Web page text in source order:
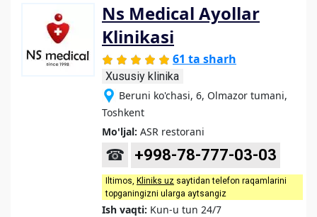
Ns Medical Ayollar
Klinikasi
61 ta sharh
Xususiy klinika
Beruni ko'chasi, 6, Olmazor tumani,
Toshkent
Mo'ljal: ASR restorani
☎ +998-78-777-03-03
Iltimos, Kliniks uz saytidan telefon raqamlarini
topganingizni ularga aytsangiz
Ish vaqti: Kun-u tun 24/7